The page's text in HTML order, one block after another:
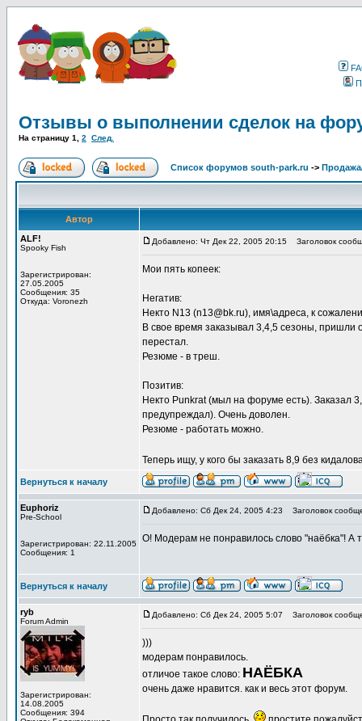
Отзывы о выполнении сделок на
На страницу 1 2 След.
Список форумов south-park.ru ->
Автор
ALF!
Spooky Fish
Зарегистрирован:
27.05.2005
Сообщения: 35
Откуда: Voronezh
Добавлено: Чт Дек 22, 2005 20:15 Заголовок
Мои пять копеек:
Негатив:
Некто N13 (n13@bk.ru), имя\адреса, к
В свое время заказывал 3,4,5 сезоны, пришли
перестал.
Резюме - в треш.
Позитив:
Некто Punkrat (мыл на форуме есть). Заказал
предупреждал). Очень доволен.
Резюме - работать можно.
Теперь ищу, у кого бы заказать 8,9 без
Вернуться к началу
Euphoriz
Pre-School
Зарегистрирован: 22.11.2005
Сообщения: 1
Добавлено: Сб Дек 24, 2005 4:23 Заголовок
О! Модерам не понравилось слово "наёбка"! А
Вернуться к началу
ryb
Forum Admin
Зарегистрирован:
14.08.2005
Сообщения: 394
Добавлено: Сб Дек 24, 2005 5:07 Заголовок
)))
модерам понравилось.
отличое такое слово: НАЁБКА
очень даже нравится. как и весь этот форум.